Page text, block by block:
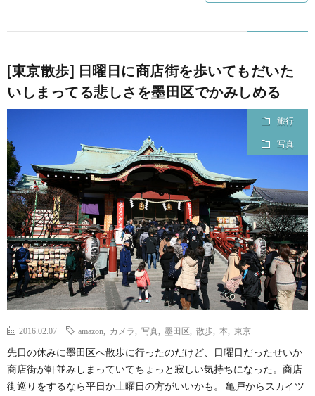
[東京散歩] 日曜日に商店街を歩いてもだいた
いしまってる悲しさを墨田区でかみしめる
旅行
写真
2016.02.07 amazon カメラ 写真 墨田区 散歩 本 東京
先日の休みに墨田区へ散歩に行ったのだけど、日曜日だったせいか
商店街が軒並みしまっていてちょっと寂しい気持ちになった。商店
街巡りをするなら平日か土曜日の方がいいかも。 亀戸からスカイツ